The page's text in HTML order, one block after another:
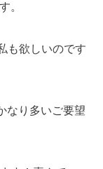
。
も欲しいのです
なり多いご要望